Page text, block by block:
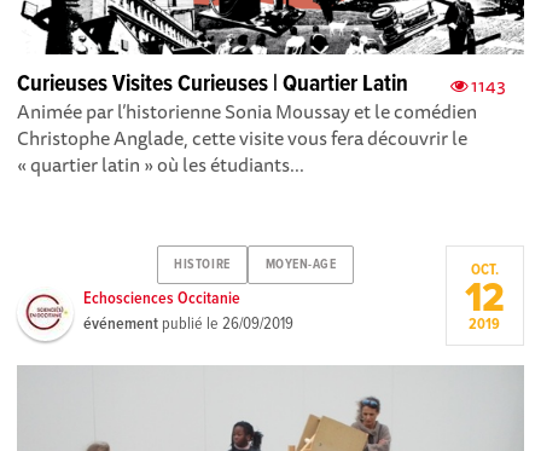
1143
Curieuses Visites Curieuses | Quartier Latin
Animée par l’historienne Sonia Moussay et le comédien
Christophe Anglade, cette visite vous fera découvrir le
« quartier latin » où les étudiants...
HISTOIRE MOYEN-AGE
Echosciences Occitanie
événement publié le26/09/2019
OCT.
12
2019